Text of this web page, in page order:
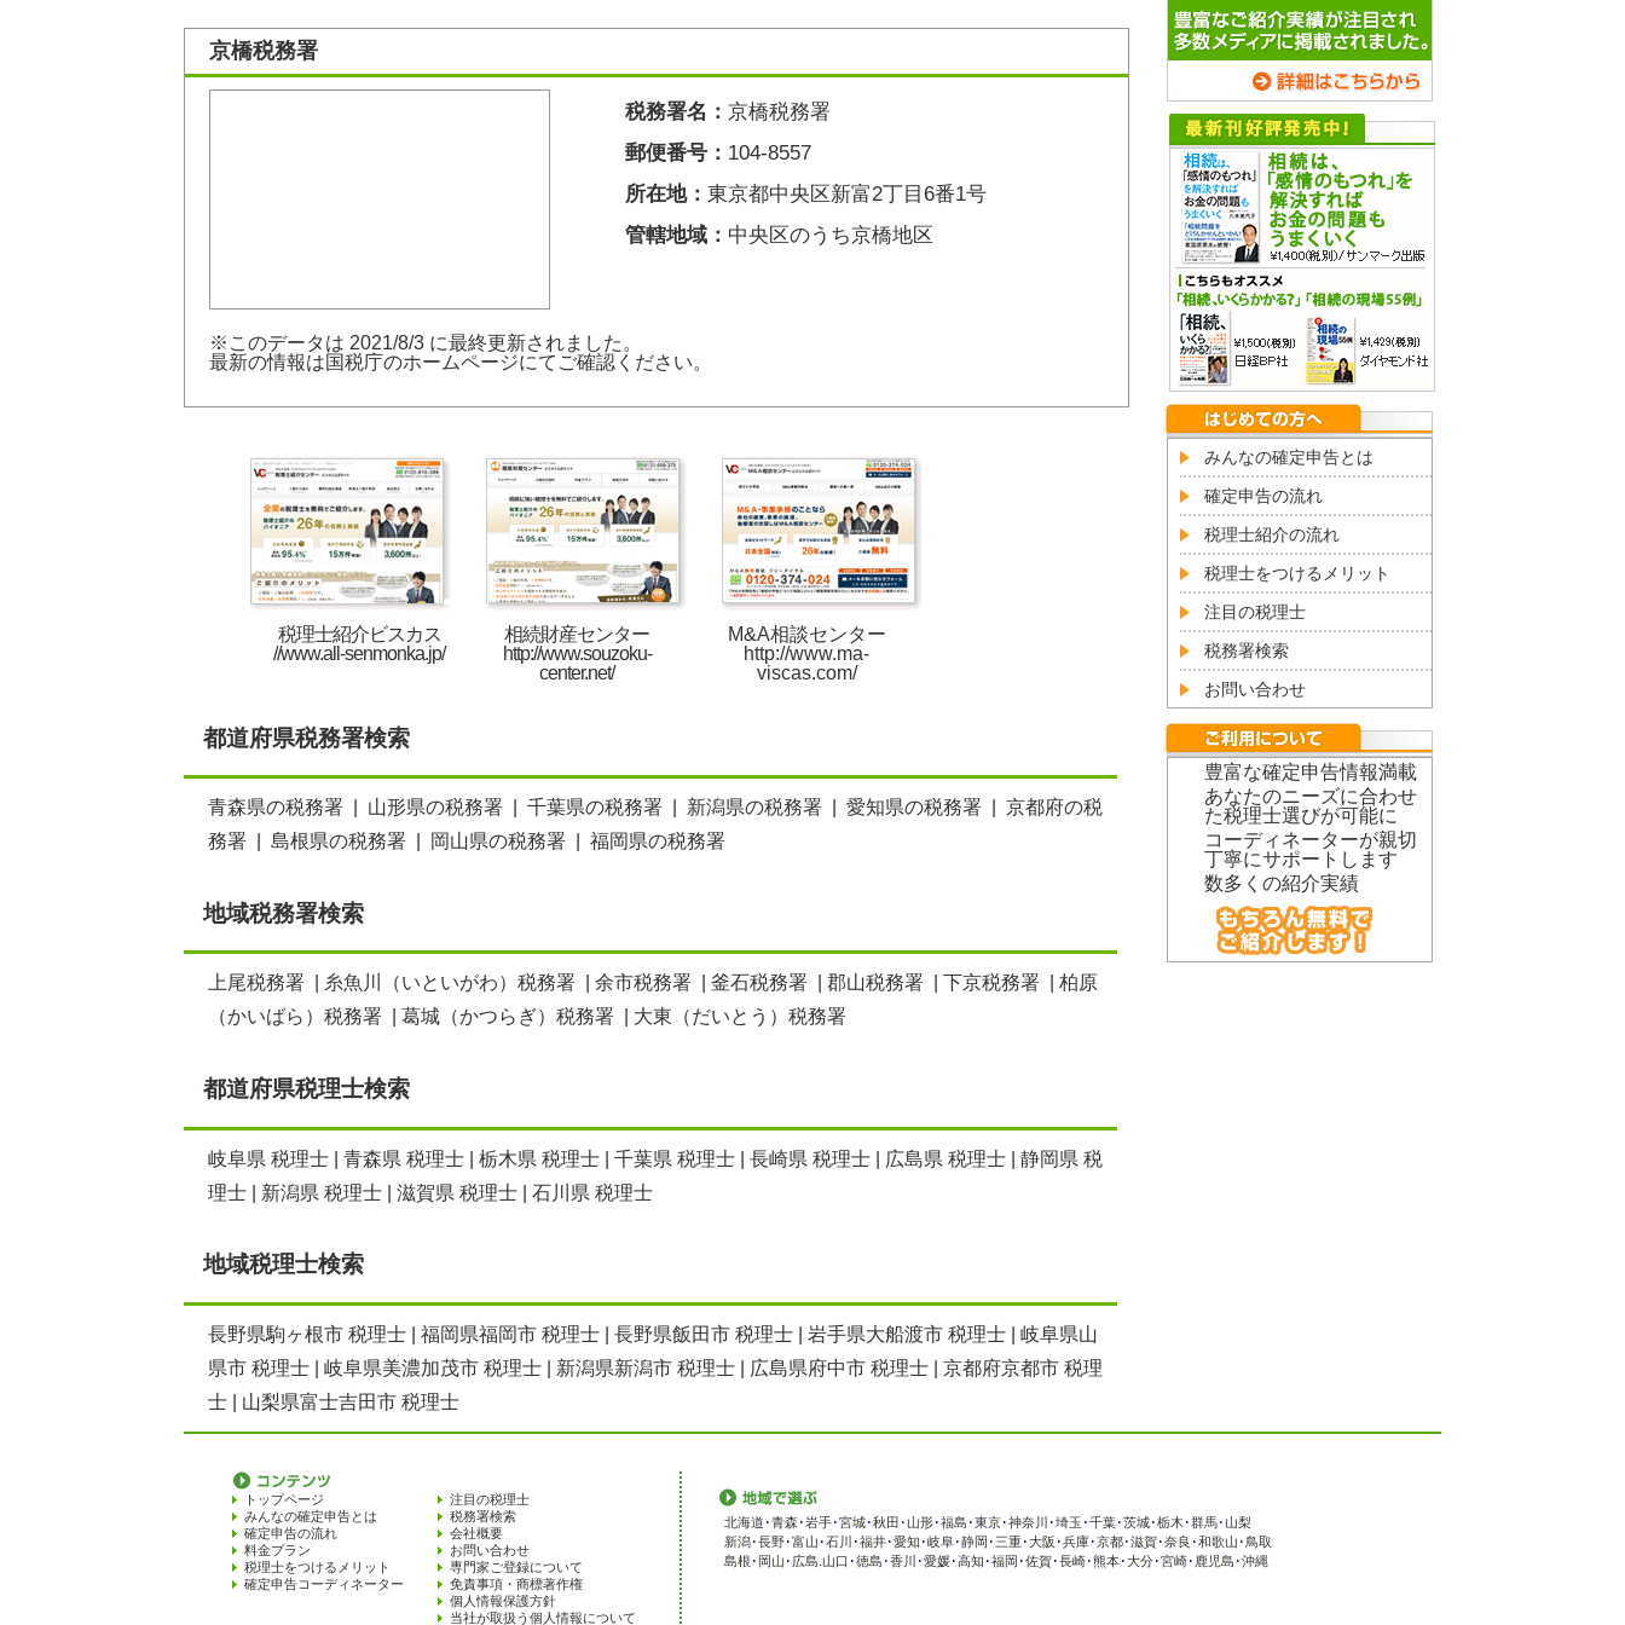
京橋税務署
税務署名： 京橋税務署
郵便番号： 104-8557
所在地： 東京都中央区新富2丁目6番1号
管轄地域： 中央区のうち京橋地区
※このデータは 2021/8/3 に最終更新されました。
最新の情報は国税庁のホームページにてご確認ください。
税理士紹介ビスカス
//www.all-senmonka.jp/
相続財産センター
http://www.souzoku-
center.net/
M&A相談センター
http://www.ma-
viscas.com/
都道府県税務署検索
青森県の税務署 山形県の税務署 千葉県の税務署 新潟県の税務署 愛知県の税務署
京都府の税
務署
島根県の税務署 岡山県の税務署 福岡県の税務署
地域税務署検索
上尾税務署 糸魚川（いといがわ）税務署 余市税務署 釜石税務署 郡山税務署 下京税務署
柏原
（かいばら）税務署
葛城（かつらぎ）税務署 大東（だいとう）税務署
都道府県税理士検索
岐阜県 税理士 青森県 税理士 栃木県 税理士 千葉県 税理士 長崎県 税理士 広島県 税理士
静岡県 税
理士
新潟県 税理士 滋賀県 税理士 石川県 税理士
地域税理士検索
長野県駒ヶ根市 税理士 福岡県福岡市 税理士 長野県飯田市 税理士 岩手県大船渡市 税理士
岐阜県山
県市 税理士
岐阜県美濃加茂市 税理士 新潟県新潟市 税理士 広島県府中市 税理士
京都府京都市 税理
士
山梨県富士吉田市 税理士
みんなの確定申告とは
確定申告の流れ
税理士紹介の流れ
税理士をつけるメリット
注目の税理士
税務署検索
お問い合わせ
豊富な確定申告情報満載
あなたのニーズに合わせ
た税理士選びが可能に
コーディネーターが親切
丁寧にサポートします
数多くの紹介実績
トップページ
みんなの確定申告とは
確定申告の流れ
料金プラン
税理士をつけるメリット
確定申告コーディネーター
注目の税理士
税務署検索
会社概要
お問い合わせ
専門家ご登録について
免責事項・商標著作権
個人情報保護方針
当社が取扱う個人情報について
北海道 ･青森･岩手･宮城･秋田 ･ 山形･福島 ･東京･神奈川 ･埼玉 ･千葉･茨城･栃木 ･群馬･ 山梨
新潟･長野･富山 ･石川 ･福井･愛知 ･岐阜･静岡 ･ 三重･大阪 ･兵庫･京都･滋賀･奈良 ･和歌山 ･ 鳥取
島根 ･ 岡山 ･ 広島 山口 ･徳島 ･香川 ･愛媛･高知 ･福岡 ･佐賀･長崎･熊本･大分･宮崎･ 鹿児島 ･沖縄